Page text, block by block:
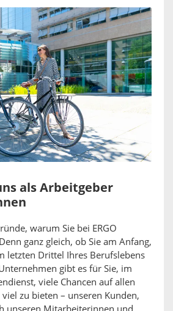
als Arbeitgeber
warum Sie bei ERGO
ganz gleich, ob Sie am Anfang,
letzten Drittel Ihres Berufslebens
gibt es für Sie, im
viele Chancen auf allen
zu bieten – unseren Kunden,